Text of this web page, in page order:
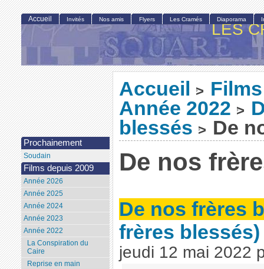
LES
Accueil >
Année 2022 >
blessés > De
De nos
De nos frères
frères blessés)
jeudi 12 mai 2022
Accueil Invités Nos amis Flyers Les Cramés Diaporama
Prochainement
Soudain
Films depuis 2009
Année 2026
Année 2025
Année 2024
Année 2023
Année 2022
La Conspiration du
Caire
Reprise en main